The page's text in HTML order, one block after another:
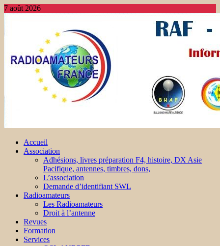
7 août 2026
Accueil
Association
Adhésions, livres préparation F4, histoire, DX Asie
Pacifique, antennes, timbres, dons,
L’association
Demande d’identifiant SWL
Radioamateurs
Les Radioamateurs
Droit à l’antenne
Revues
Formation
Services